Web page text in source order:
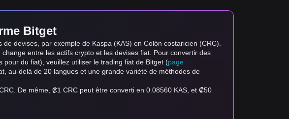
Bitget
devises, par exemple de Kaspa (KAS) en Colón costaricien (CRC).
entre les actifs crypto et les devises fiat. Pour convertir des
du fiat), veuillez utiliser le trading fiat de Bitget (page
au-delà de 20 langues et une grande variété de méthodes de
De même, ₡1 CRC peut être converti en 0.08560 KAS, et ₡50